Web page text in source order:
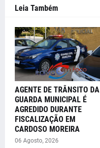
Leia Também
AGENTE DE TRÂNSITO DA
GUARDA MUNICIPAL É
AGREDIDO DURANTE
FISCALIZAÇÃO EM
CARDOSO MOREIRA
06 Agosto, 2026